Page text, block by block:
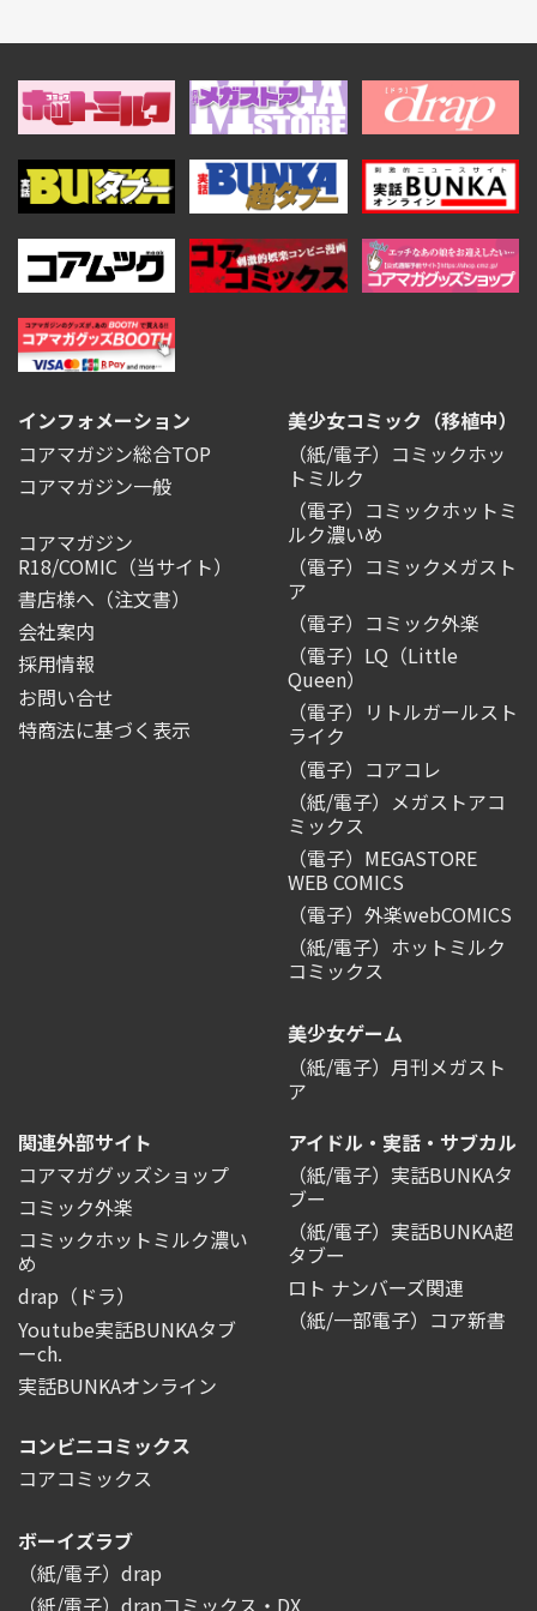
インフォメーション
コアマガジン総合TOP
コアマガジン一般
コアマガジン
R18/COMIC （当サイト）
書店様へ（注文書）
会社案内
採用情報
お問い合せ
特商法に基づく表示
美少女コミック（移植中）
（紙/電子）コミックホッ
トミルク
（電子）コミックホットミ
ルク濃いめ
（電子）コミックメガスト
ア
（電子）コミック外楽
（電子）LQ（Little
Queen）
（電子）リトルガールスト
ライク
（電子）コアコレ
（紙/電子）メガストアコ
ミックス
（電子）MEGASTORE
WEB COMICS
（電子）外楽webCOMICS
（紙/電子）ホットミルク
コミックス
美少女ゲーム
（紙/電子）月刊メガスト
ア
関連外部サイト
コアマガグッズショップ
コミック外楽
コミックホットミルク濃い
め
drap（ドラ）
Youtube実話BUNKAタブ
ーch.
実話BUNKAオンライン
アイドル・実話・サブカル
（紙/電子）実話BUNKAタ
ブー
（紙/電子）実話BUNKA超
タブー
ロト ナンバーズ関連
（紙/一部電子）コア新書
コンビニコミックス
コアコミックス
ボーイズラブ
（紙/電子）drap